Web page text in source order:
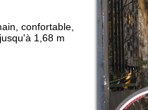
confortable,
1,68 m